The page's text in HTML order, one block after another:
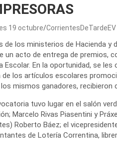
19 octubre CorrientesDeTardeEV
de los ministerios de Hacienda y
un acto de entrega de premios,
Escolar. En la oportunidad, se
de los artículos escolares
mismos ganadores,
tuvo lugar en el salón
Marcelo Rivas Piasentini y
Roberto Báez; el
de Lotería Correntina,